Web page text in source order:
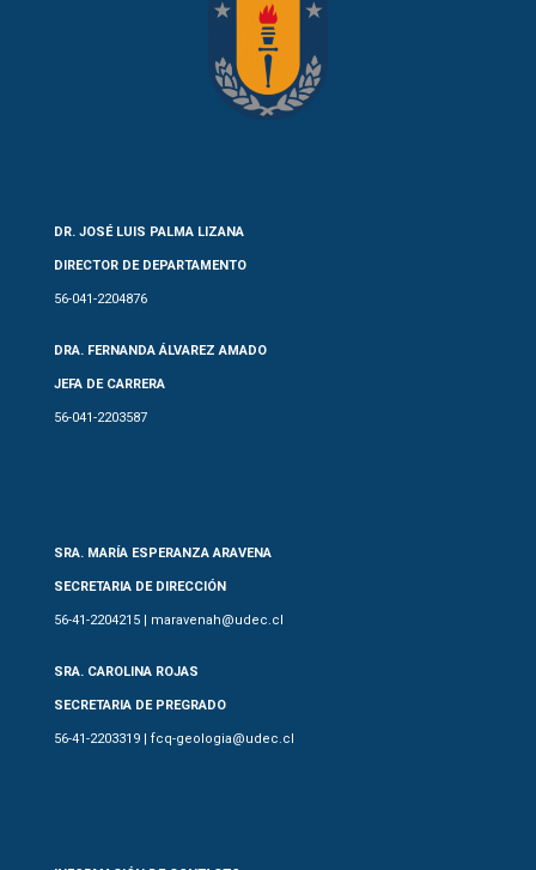
DR. JOSÉ LUIS PALMA LIZANA
DIRECTOR DE DEPARTAMENTO
56-041-2204876
DRA. FERNANDA ÁLVAREZ AMADO
JEFA DE CARRERA
56-041-2203587
SRA. MARÍA ESPERANZA ARAVENA
SECRETARIA DE DIRECCIÓN
56-41-2204215 | maravenah@udec.cl
SRA. CAROLINA ROJAS
SECRETARIA DE PREGRADO
56-41-2203319 | fcq-geologia@udec.cl